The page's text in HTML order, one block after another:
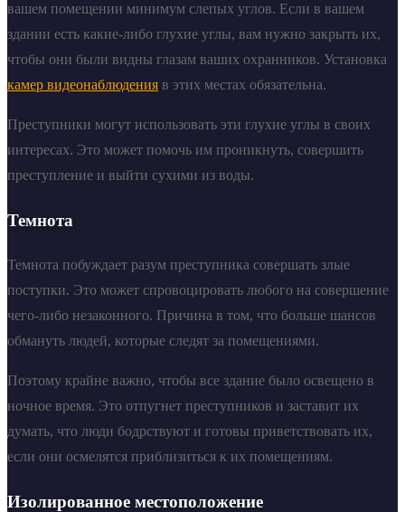
вашем помещении минимум слепых углов. Если в вашем
здании есть какие-либо глухие углы, вам нужно закрыть их,
чтобы они были видны глазам ваших охранников. Установка
камер видеонаблюдения в этих местах обязательна.
Преступники могут использовать эти глухие углы в своих
интересах. Это может помочь им проникнуть, совершить
преступление и выйти сухими из воды.
Темнота
Темнота побуждает разум преступника совершать злые
поступки. Это может спровоцировать любого на совершение
чего-либо незаконного. Причина в том, что больше шансов
обмануть людей, которые следят за помещениями.
Поэтому крайне важно, чтобы все здание было освещено в
ночное время. Это отпугнет преступников и заставит их
думать, что люди бодрствуют и готовы приветствовать их,
если они осмелятся приблизиться к их помещениям.
Изолированное местоположение